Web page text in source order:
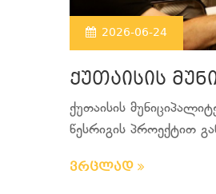
2026-06-24
ქუთაისის
ქუთაისის
წესრიგის პროექტით
ვრცლად